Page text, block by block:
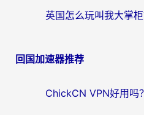
回国加速器推荐